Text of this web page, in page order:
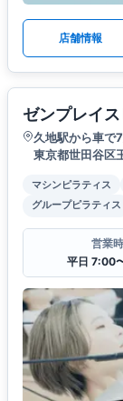
店舗情報
ゼンプレイ
久地駅から車で
東京都世田谷区
マシンピラティス
グループピラティス
営業
平日 7:00